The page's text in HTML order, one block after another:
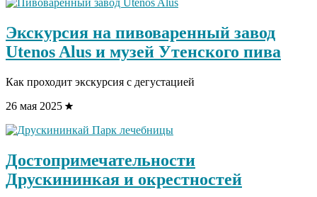
Экскурсия на пивоваренный завод
Utenos Alus и музей Утенского пива
Как проходит экскурсия с дегустацией
26 мая 2025
Достопримечательности
Друскининкая и окрестностей